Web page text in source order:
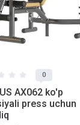
0
AX062 ko'p
press uchun